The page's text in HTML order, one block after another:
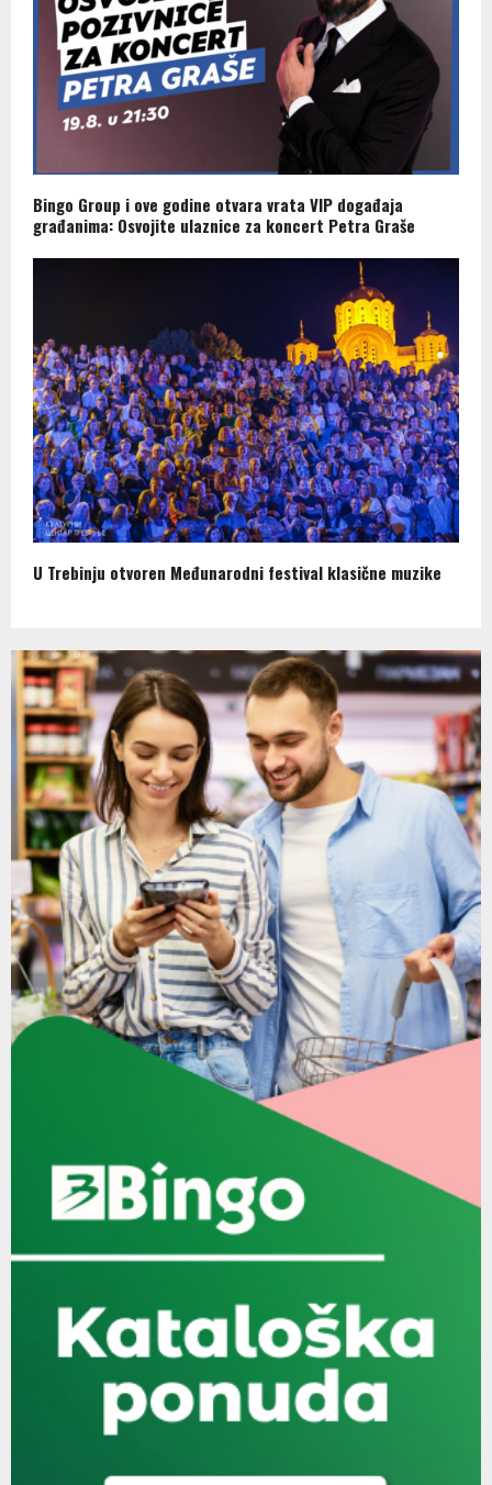
Bingo Group i ove godine otvara vrata VIP događaja
građanima: Osvojite ulaznice za koncert Petra Graše
U Trebinju otvoren Međunarodni festival klasične muzike